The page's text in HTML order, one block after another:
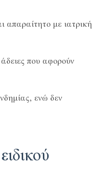
απαραίτητο με ιατρική
που αφορούν
ενώ δεν